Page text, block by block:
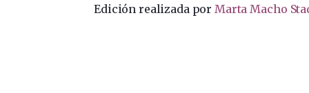
Edición realizada por Marta Macho